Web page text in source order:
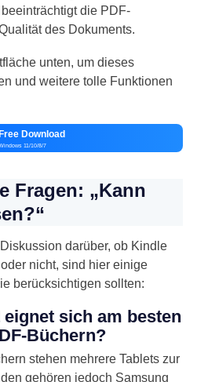
die PDF-
des Dokuments.
unten, um dieses
und weitere tolle Funktionen
Download
11/10/8/7
Fragen: „Kann
darüber, ob Kindle
nicht, sind hier einige
berücksichtigen sollten:
eignet sich am besten
Büchern?
stehen mehrere Tablets zur
gehören jedoch Samsung